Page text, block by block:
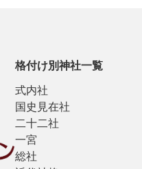
格付け別神社一覧
式内社
国史見在社
二十二社
一宮
総社